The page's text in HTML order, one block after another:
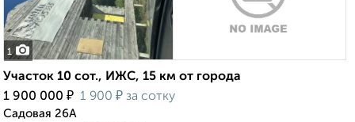
1
Участок 10 сот., ИЖС, 15 км от города
1 900 000 ₽ 1 900 ₽ за сотку
Садовая 26А